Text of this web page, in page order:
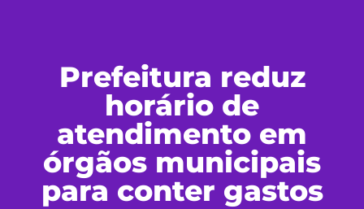
Prefeitura reduz
horário de
atendimento em
órgãos municipais
para conter gastos